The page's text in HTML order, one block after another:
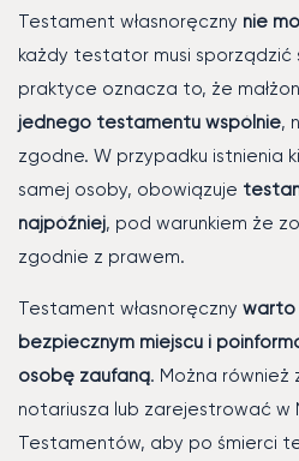
Testament własnoręczny nie
każdy testator musi sporządzić
praktyce oznacza to, że
jednego testamentu wspólnie,
zgodne. W przypadku istnienia
samej osoby, obowiązuje
najpóźniej, pod warunkiem że
zgodnie z prawem.
Testament własnoręczny warto
bezpiecznym miejscu i
osobę zaufaną. Można
notariusza lub zarejestrować w
Testamentów, aby po śmierci